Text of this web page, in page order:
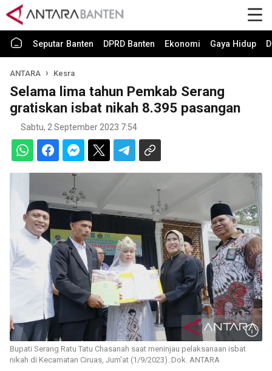
Seputar Banten DPRD Banten Ekonomi Gaya Hidup
ANTARA Kesra
Selama lima tahun Pemkab Serang
gratiskan isbat nikah 8.395 pasangan
Sabtu, 2 September 2023 7:54
Bupati Serang Ratu Tatu Chasanah saat meninjau pelaksanaan isbat
nikah di Kecamatan Ciruas, Jum'at (1/9/2023). Dok. ANTARA